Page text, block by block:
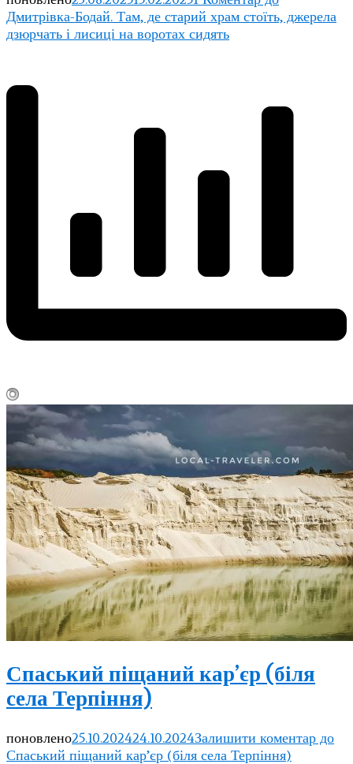
Дмитрівка-Бодай. Там, де старий храм стоїть, джерела
дзюрчать і лисиці на воротах сидять
Спаський піщаний кар’єр (біля
села Терпіння)
поновлено25.10.202424.10.2024Залишити коментар до
Спаський піщаний кар’єр (біля села Терпіння)